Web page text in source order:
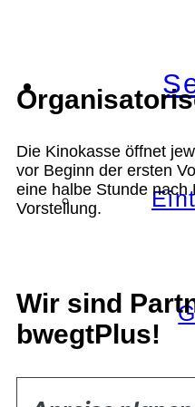
Die Kinokasse öffnet
vor Beginn der ersten
eine halbe Stunde nach
Vorstellung.
Wir sind
bwegtPlus!